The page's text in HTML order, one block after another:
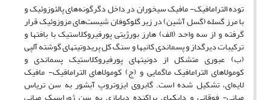
توده الترامافیک- مافیک سیخوران در داخل دگرگونه‌های پالئوزوئیک و
با مرز گسله (گسل آشین) در زیر گلوکوفان شیست‌های مزوزوئیک قرار
گرفته و از سه واحد (الف) هارز بورژیتی پورفیروکلاستیک با بافتها و
ترکیبات دیرگداز و پسماندی کانیها و سنگ کل پریدوتیتهای گوشته آلپی
(ب) عبوری متشکل از دونیتهای پورفیروکلاستیک پسماندی و
کومولاهای الترامافیک ماگمایی و (ج) کومولاهای الترامافیک- مافیک
لایه‌ای، تشکیل شده است. گابروی ایزوتروپ آبشور به سن تریاس